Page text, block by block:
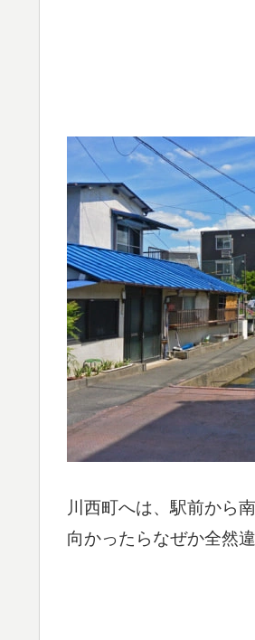
川西町へは、駅前から
向かったらなぜか全然